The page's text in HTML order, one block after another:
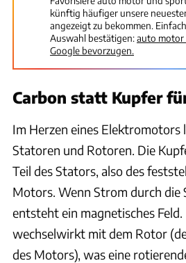
künftig häufiger unsere
angezeigt zu bekommen.
Auswahl bestätigen:auto motor
Google bevorzugen.
Carbon statt Kupfer
Im Herzen eines Elektromotors
Statoren und Rotoren. Die
Teil des Stators, also des
Motors. Wenn Strom durch die
entsteht ein magnetisches Feld.
wechselwirkt mit dem Rotor
des Motors), was eine